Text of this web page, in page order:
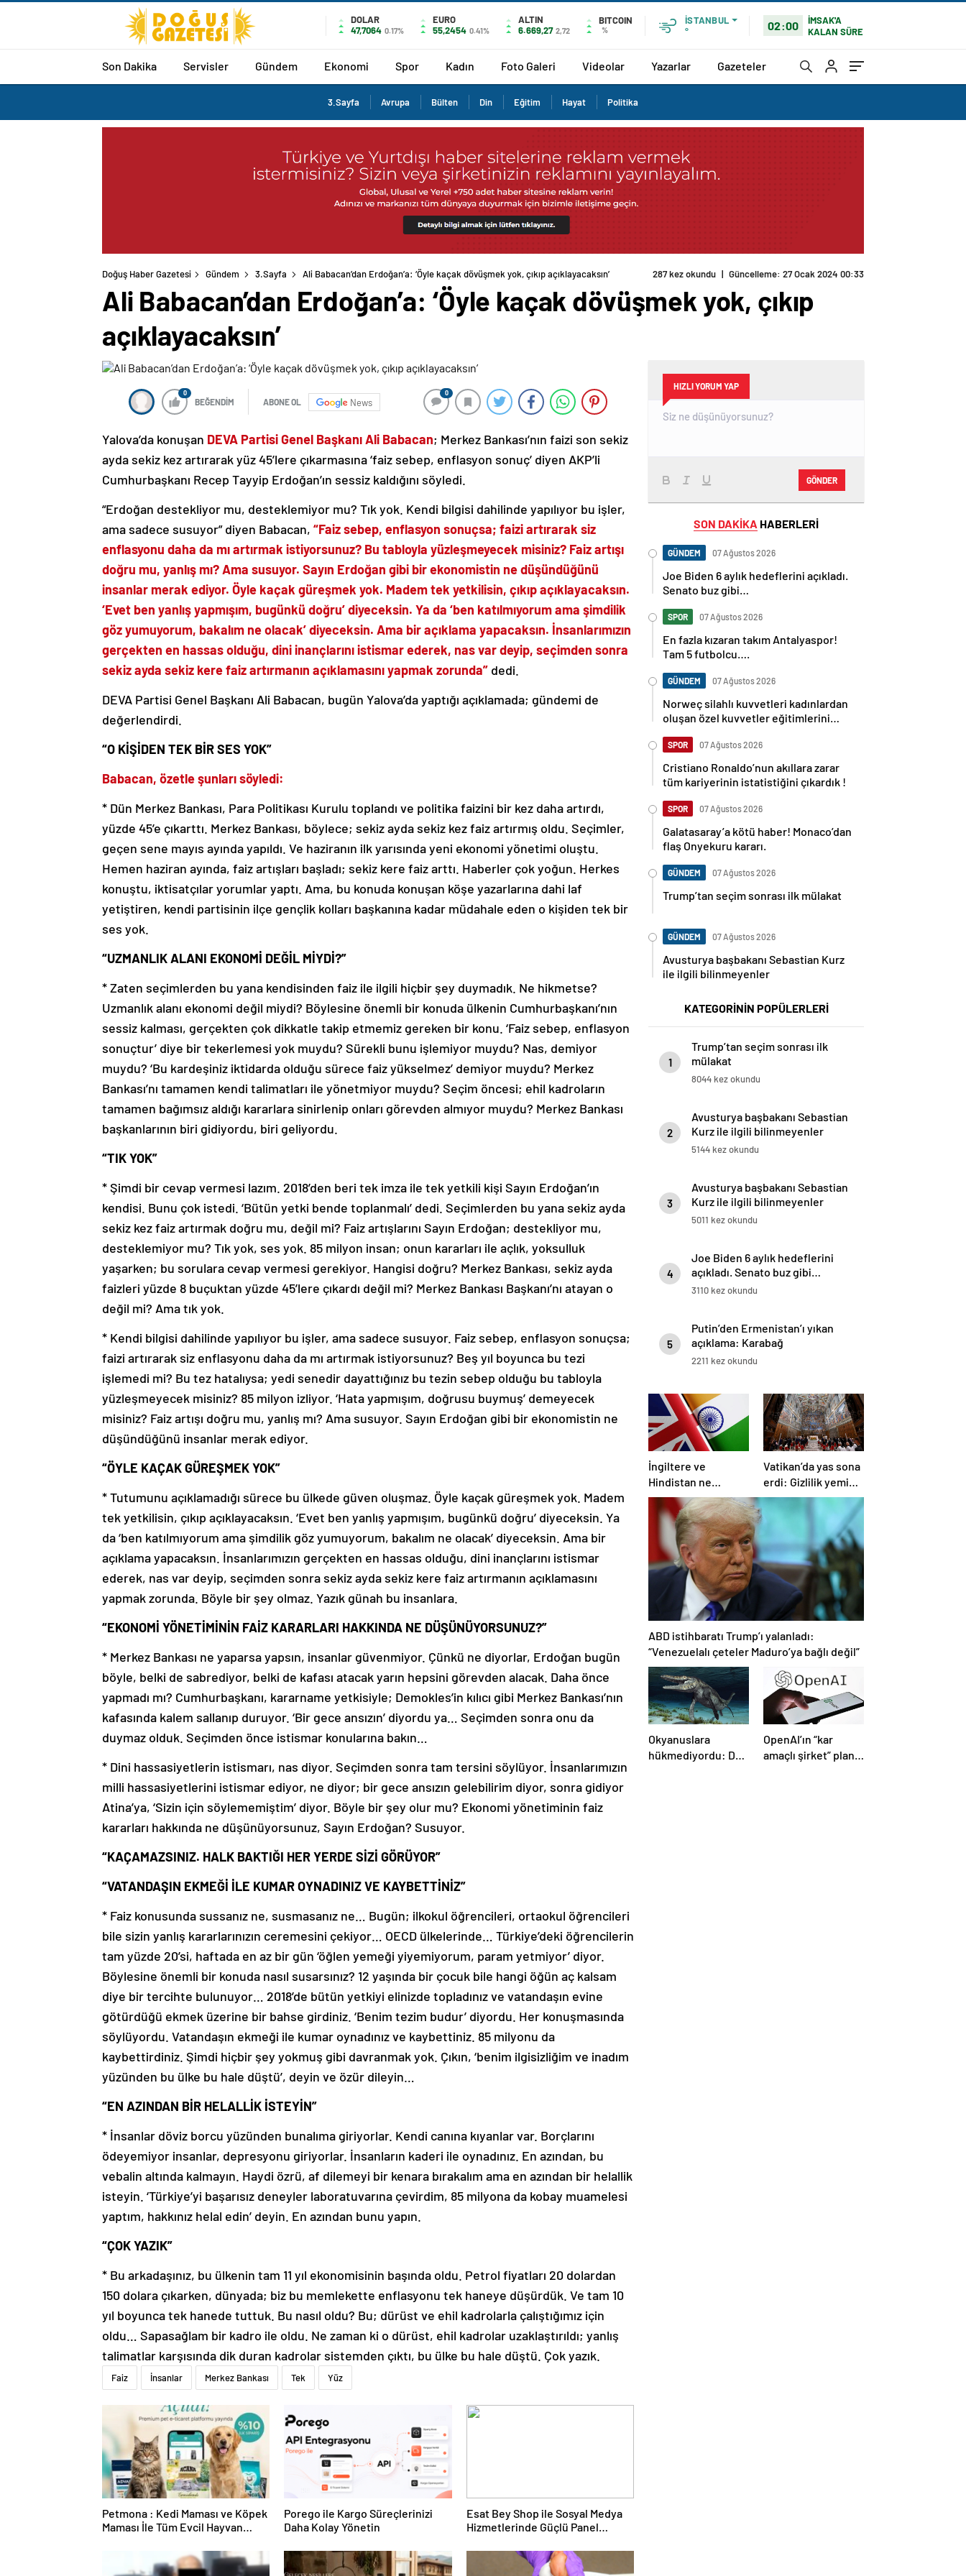
DOLAR
47,7064 0.17%
EURO
55,2454 0.41%
ALTIN
6.669,27 2,72
BITCOIN
%
İSTANBUL
°
02:00
İMSAK'A
KALAN SÜRE
Son Dakika Servisler Gündem Ekonomi Spor Kadın Foto Galeri Videolar Yazarlar Gazeteler
3.Sayfa Avrupa Bülten Din Eğitim Hayat Politika
Doğuş Haber Gazetesi Gündem 3.Sayfa Ali Babacan’dan Erdoğan’a: ‘Öyle kaçak dövüşmek yok, çıkıp açıklayacaksın’ 287 kez okundu | Güncelleme: 27 Ocak 2024 00:33
Ali Babacan’dan Erdoğan’a: ‘Öyle kaçak dövüşmek yok, çıkıp
açıklayacaksın’
0
BEĞENDİM ABONE OL News
0
Yalova’da konuşan DEVA Partisi Genel Başkanı Ali Babacan; Merkez Bankası’nın faizi son sekiz
ayda sekiz kez artırarak yüz 45’lere çıkarmasına ‘faiz sebep, enflasyon sonuç’ diyen AKP’li
Cumhurbaşkanı Recep Tayyip Erdoğan’ın sessiz kaldığını söyledi.
“Erdoğan destekliyor mu, desteklemiyor mu? Tık yok. Kendi bilgisi dahilinde yapılıyor bu işler,
ama sadece susuyor” diyen Babacan, “Faiz sebep, enflasyon sonuçsa; faizi artırarak siz
enflasyonu daha da mı artırmak istiyorsunuz? Bu tabloyla yüzleşmeyecek misiniz? Faiz artışı
doğru mu, yanlış mı? Ama susuyor. Sayın Erdoğan gibi bir ekonomistin ne düşündüğünü
insanlar merak ediyor. Öyle kaçak güreşmek yok. Madem tek yetkilisin, çıkıp açıklayacaksın.
‘Evet ben yanlış yapmışım, bugünkü doğru’ diyeceksin. Ya da ‘ben katılmıyorum ama şimdilik
göz yumuyorum, bakalım ne olacak’ diyeceksin. Ama bir açıklama yapacaksın. İnsanlarımızın
gerçekten en hassas olduğu, dini inançlarını istismar ederek, nas var deyip, seçimden sonra
sekiz ayda sekiz kere faiz artırmanın açıklamasını yapmak zorunda” dedi.
DEVA Partisi Genel Başkanı Ali Babacan, bugün Yalova’da yaptığı açıklamada; gündemi de
değerlendirdi.
“O KİŞİDEN TEK BİR SES YOK”
Babacan, özetle şunları söyledi:
* Dün Merkez Bankası, Para Politikası Kurulu toplandı ve politika faizini bir kez daha artırdı,
yüzde 45’e çıkarttı. Merkez Bankası, böylece; sekiz ayda sekiz kez faiz artırmış oldu. Seçimler,
geçen sene mayıs ayında yapıldı. Ve haziranın ilk yarısında yeni ekonomi yönetimi oluştu.
Hemen haziran ayında, faiz artışları başladı; sekiz kere faiz arttı. Haberler çok yoğun. Herkes
konuştu, iktisatçılar yorumlar yaptı. Ama, bu konuda konuşan köşe yazarlarına dahi laf
yetiştiren, kendi partisinin ilçe gençlik kolları başkanına kadar müdahale eden o kişiden tek bir
ses yok.
“UZMANLIK ALANI EKONOMİ DEĞİL MİYDİ?”
* Zaten seçimlerden bu yana kendisinden faiz ile ilgili hiçbir şey duymadık. Ne hikmetse?
Uzmanlık alanı ekonomi değil miydi? Böylesine önemli bir konuda ülkenin Cumhurbaşkanı’nın
sessiz kalması, gerçekten çok dikkatle takip etmemiz gereken bir konu. ‘Faiz sebep, enflasyon
sonuçtur’ diye bir tekerlemesi yok muydu? Sürekli bunu işlemiyor muydu? Nas, demiyor
muydu? ‘Bu kardeşiniz iktidarda olduğu sürece faiz yükselmez’ demiyor muydu? Merkez
Bankası’nı tamamen kendi talimatları ile yönetmiyor muydu? Seçim öncesi; ehil kadroların
tamamen bağımsız aldığı kararlara sinirlenip onları görevden almıyor muydu? Merkez Bankası
başkanlarının biri gidiyordu, biri geliyordu.
“TIK YOK”
* Şimdi bir cevap vermesi lazım. 2018’den beri tek imza ile tek yetkili kişi Sayın Erdoğan’ın
kendisi. Bunu çok istedi. ‘Bütün yetki bende toplanmalı’ dedi. Seçimlerden bu yana sekiz ayda
sekiz kez faiz artırmak doğru mu, değil mi? Faiz artışlarını Sayın Erdoğan; destekliyor mu,
desteklemiyor mu? Tık yok, ses yok. 85 milyon insan; onun kararları ile açlık, yoksulluk
yaşarken; bu sorulara cevap vermesi gerekiyor. Hangisi doğru? Merkez Bankası, sekiz ayda
faizleri yüzde 8 buçuktan yüzde 45’lere çıkardı değil mi? Merkez Bankası Başkanı’nı atayan o
değil mi? Ama tık yok.
* Kendi bilgisi dahilinde yapılıyor bu işler, ama sadece susuyor. Faiz sebep, enflasyon sonuçsa;
faizi artırarak siz enflasyonu daha da mı artırmak istiyorsunuz? Beş yıl boyunca bu tezi
işlemedi mi? Bu tez hatalıysa; yedi senedir dayattığınız bu tezin sebep olduğu bu tabloyla
yüzleşmeyecek misiniz? 85 milyon izliyor. ‘Hata yapmışım, doğrusu buymuş’ demeyecek
misiniz? Faiz artışı doğru mu, yanlış mı? Ama susuyor. Sayın Erdoğan gibi bir ekonomistin ne
düşündüğünü insanlar merak ediyor.
“ÖYLE KAÇAK GÜREŞMEK YOK”
* Tutumunu açıklamadığı sürece bu ülkede güven oluşmaz. Öyle kaçak güreşmek yok. Madem
tek yetkilisin, çıkıp açıklayacaksın. ‘Evet ben yanlış yapmışım, bugünkü doğru’ diyeceksin. Ya
da ‘ben katılmıyorum ama şimdilik göz yumuyorum, bakalım ne olacak’ diyeceksin. Ama bir
açıklama yapacaksın. İnsanlarımızın gerçekten en hassas olduğu, dini inançlarını istismar
ederek, nas var deyip, seçimden sonra sekiz ayda sekiz kere faiz artırmanın açıklamasını
yapmak zorunda. Böyle bir şey olmaz. Yazık günah bu insanlara.
“EKONOMİ YÖNETİMİNİN FAİZ KARARLARI HAKKINDA NE DÜŞÜNÜYORSUNUZ?”
* Merkez Bankası ne yaparsa yapsın, insanlar güvenmiyor. Çünkü ne diyorlar, Erdoğan bugün
böyle, belki de sabrediyor, belki de kafası atacak yarın hepsini görevden alacak. Daha önce
yapmadı mı? Cumhurbaşkanı, kararname yetkisiyle; Demokles’in kılıcı gibi Merkez Bankası’nın
kafasında kalem sallanıp duruyor. ‘Bir gece ansızın’ diyordu ya… Seçimden sonra onu da
duymaz olduk. Seçimden önce istismar konularına bakın…
* Dini hassasiyetlerin istismarı, nas diyor. Seçimden sonra tam tersini söylüyor. İnsanlarımızın
milli hassasiyetlerini istismar ediyor, ne diyor; bir gece ansızın gelebilirim diyor, sonra gidiyor
Atina’ya, ‘Sizin için söylememiştim’ diyor. Böyle bir şey olur mu? Ekonomi yönetiminin faiz
kararları hakkında ne düşünüyorsunuz, Sayın Erdoğan? Susuyor.
“KAÇAMAZSINIZ. HALK BAKTIĞI HER YERDE SİZİ GÖRÜYOR”
“VATANDAŞIN EKMEĞİ İLE KUMAR OYNADINIZ VE KAYBETTİNİZ”
* Faiz konusunda sussanız ne, susmasanız ne… Bugün; ilkokul öğrencileri, ortaokul öğrencileri
bile sizin yanlış kararlarınızın ceremesini çekiyor… OECD ülkelerinde… Türkiye’deki öğrencilerin
tam yüzde 20’si, haftada en az bir gün ‘öğlen yemeği yiyemiyorum, param yetmiyor’ diyor.
Böylesine önemli bir konuda nasıl susarsınız? 12 yaşında bir çocuk bile hangi öğün aç kalsam
diye bir tercihte bulunuyor… 2018’de bütün yetkiyi elinizde topladınız ve vatandaşın evine
götürdüğü ekmek üzerine bir bahse girdiniz. ‘Benim tezim budur’ diyordu. Her konuşmasında
söylüyordu. Vatandaşın ekmeği ile kumar oynadınız ve kaybettiniz. 85 milyonu da
kaybettirdiniz. Şimdi hiçbir şey yokmuş gibi davranmak yok. Çıkın, ‘benim ilgisizliğim ve inadım
yüzünden bu ülke bu hale düştü’, deyin ve özür dileyin…
“EN AZINDAN BİR HELALLİK İSTEYİN”
* İnsanlar döviz borcu yüzünden bunalıma giriyorlar. Kendi canına kıyanlar var. Borçlarını
ödeyemiyor insanlar, depresyonu giriyorlar. İnsanların kaderi ile oynadınız. En azından, bu
vebalin altında kalmayın. Haydi özrü, af dilemeyi bir kenara bırakalım ama en azından bir helallik
isteyin. ‘Türkiye’yi başarısız deneyler laboratuvarına çevirdim, 85 milyona da kobay muamelesi
yaptım, hakkınız helal edin’ deyin. En azından bunu yapın.
“ÇOK YAZIK”
* Bu arkadaşınız, bu ülkenin tam 11 yıl ekonomisinin başında oldu. Petrol fiyatları 20 dolardan
150 dolara çıkarken, dünyada; biz bu memlekette enflasyonu tek haneye düşürdük. Ve tam 10
yıl boyunca tek hanede tuttuk. Bu nasıl oldu? Bu; dürüst ve ehil kadrolarla çalıştığımız için
oldu… Sapasağlam bir kadro ile oldu. Ne zaman ki o dürüst, ehil kadrolar uzaklaştırıldı; yanlış
talimatlar karşısında dik duran kadrolar sistemden çıktı, bu ülke bu hale düştü. Çok yazık.
Faiz İnsanlar Merkez Bankası Tek Yüz
Petmona : Kedi Maması ve Köpek
Maması İle Tüm Evcil Hayvan
Porego ile Kargo Süreçlerinizi
Daha Kolay Yönetin
Esat Bey Shop ile Sosyal Medya
Hizmetlerinde Güçlü Panel
HIZLI YORUM YAP
GÖNDER
SON DAKİKA HABERLERİ
GÜNDEM 07 Ağustos 2026
Joe Biden 6 aylık hedeflerini açıkladı.
Senato buz gibi…
SPOR 07 Ağustos 2026
En fazla kızaran takım Antalyaspor!
Tam 5 futbolcu….
GÜNDEM 07 Ağustos 2026
Norweç silahlı kuvvetleri kadınlardan
oluşan özel kuvvetler eğitimlerini
SPOR 07 Ağustos 2026
Cristiano Ronaldo’nun akıllara zarar
tüm kariyerinin istatistiğini çıkardık !
SPOR 07 Ağustos 2026
Galatasaray’a kötü haber! Monaco’dan
flaş Onyekuru kararı.
GÜNDEM 07 Ağustos 2026
Trump’tan seçim sonrası ilk mülakat
GÜNDEM 07 Ağustos 2026
Avusturya başbakanı Sebastian Kurz
ile ilgili bilinmeyenler
KATEGORİNİN POPÜLERLERİ
1
Trump’tan seçim sonrası ilk
mülakat
8044 kez okundu
2
Avusturya başbakanı Sebastian
Kurz ile ilgili bilinmeyenler
5144 kez okundu
3
Avusturya başbakanı Sebastian
Kurz ile ilgili bilinmeyenler
5011 kez okundu
4
Joe Biden 6 aylık hedeflerini
açıkladı. Senato buz gibi…
3110 kez okundu
5
Putin’den Ermenistan’ı yıkan
açıklama: Karabağ
Azerbaycan’ın ayrılmaz bir
2211 kez okundu
İngiltere ve
Hindistan ne
üzerine anlaştı?
Vatikan’da yas sona
erdi: Gizlilik yemini
edildi, seçim
başlıyor
ABD istihbaratı Trump’ı yalanladı:
“Venezuelalı çeteler Maduro’ya bağlı değil”
Okyanuslara
hükmediyordu: Dev
OpenAI’ın “kar
amaçlı şirket” planı